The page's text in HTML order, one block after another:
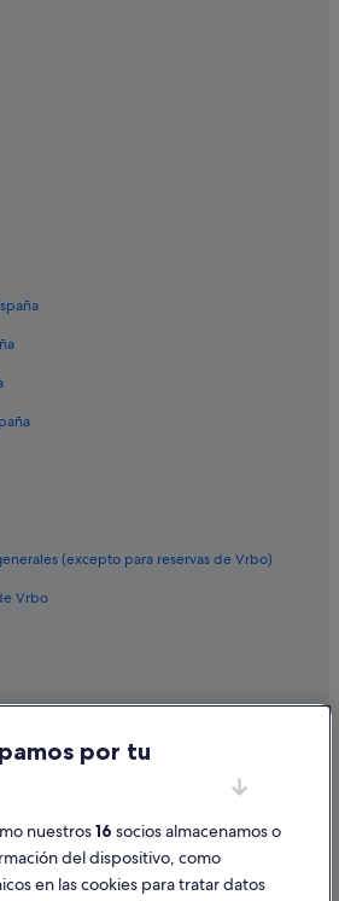
(excepto para reservas de Vrbo)
Vrbo
y cómo denunciar contenido
por tu
nuestros16 socios almacenamos o
del dispositivo, como
en las cookies para tratar datos